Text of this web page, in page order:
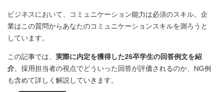
ビジネスにおいて、コミュニケーション能力は必須のスキル。企
業はこの質問からあなたのコミュニケーションスキルを測ろうと
しています。
この記事では、 実際に内定を獲得した26卒学生の回答例文を紹
介。採用担当者の視点でどういった回答が評価されるのか、NG例
も含めて詳しく解説していきます。